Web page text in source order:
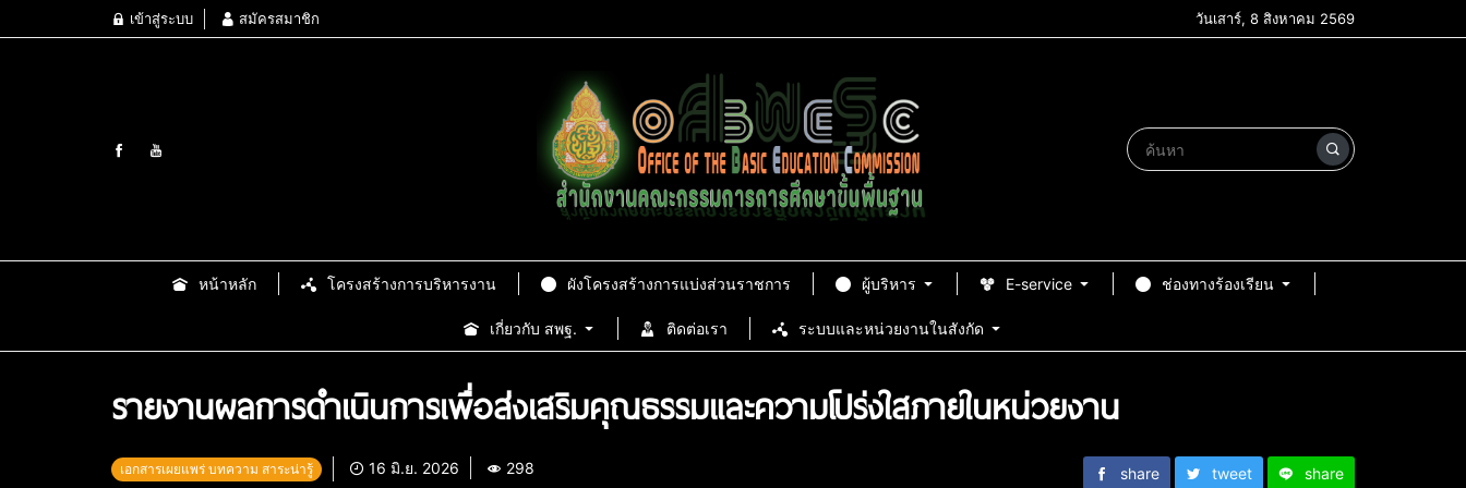
เข้าสู่ระบบ สมัครสมาชิก วันเสาร์, 8 สิงหาคม 2569
หน้าหลัก โครงสร้างการบริหารงาน ผังโครงสร้างการแบ่งส่วนราชการ ผู้บริหาร E-service ช่องทางร้องเรียน
เกี่ยวกับ สพฐ. ติดต่อเรา ระบบและหน่วยงานในสังกัด
รายงานผลการดำเนินการเพื่อส่งเสริมคุณธรรมและความโปร่งใสภายในหน่วยงาน
เอกสารเผยแพร่ บทความ สาระน่ารู้ 16 มิ.ย. 2026 298 share tweet share